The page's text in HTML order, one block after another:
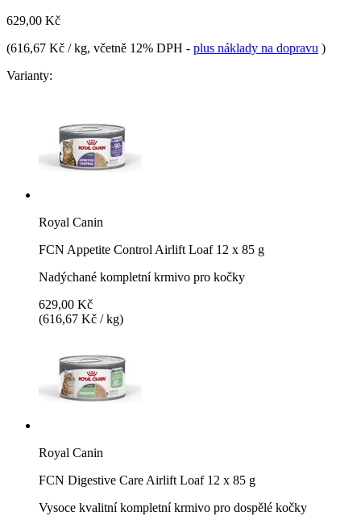
629,00 Kč
(616,67 Kč / kg, včetně 12% DPH - plus náklady na dopravu )
Varianty:
Royal Canin
FCN Appetite Control Airlift Loaf 12 x 85 g
Nadýchané kompletní krmivo pro kočky
629,00 Kč
(616,67 Kč / kg)
Royal Canin
FCN Digestive Care Airlift Loaf 12 x 85 g
Vysoce kvalitní kompletní krmivo pro dospělé kočky